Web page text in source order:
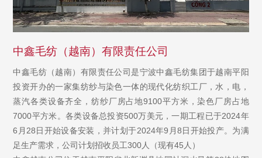
中鑫毛纺（越南）有限责任公司
中鑫毛纺（越南）有限责任公司是宁波中鑫毛纺集团于越南平阳
投资开办的一家集纺纱与染色一体的现代化纺织工厂，水，电，
蒸汽各类设备齐全，纺纱厂房占地9100平方米，染色厂房占地
7000平方米。各类设备总投资500万美元，一期工程已于2024年
6月28日开始设备安装，并计划于2024年9月8日开始投产。为满
足生产需求，公司计划招收员工300人（现有45人）